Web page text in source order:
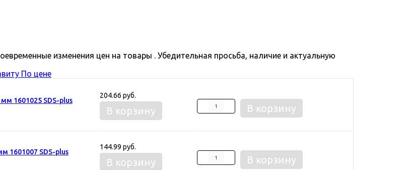
изменения цен на товары . Убедительная просьба, наличие и актуальную
По цене
мм 1601025 SDS-plus
204.66 руб.
В корзину В корзину
1601007 SDS-plus
144.99 руб.
В корзину В корзину